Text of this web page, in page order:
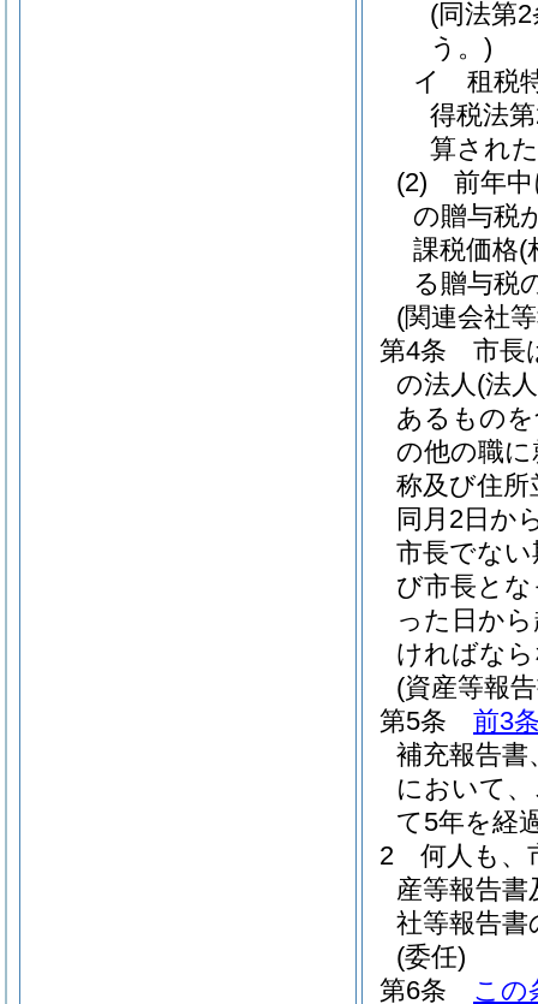
(同法第
う。)
イ
租税
得税法
算され
(2)
前年
の贈与税
課税価格(
る贈与税
(関連会社
第4条
市長
の法人(法
あるもの
の他の職
称及び住
同月2日か
市長でな
び市長と
った日か
ければな
(資産等報
第5条
前3
補充報告書
において
て5年を経
2
何人も、
産等報告
社等報告
(委任)
第6条
この